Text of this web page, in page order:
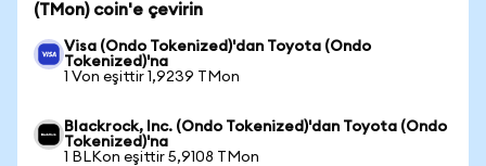
(TMon) coin'e çevirin
Visa (Ondo Tokenized)'dan Toyota (Ondo
Tokenized)'na
1 Von eşittir 1,9239 TMon
Blackrock, Inc. (Ondo Tokenized)'dan Toyota (Ondo
Tokenized)'na
1 BLKon eşittir 5,9108 TMon